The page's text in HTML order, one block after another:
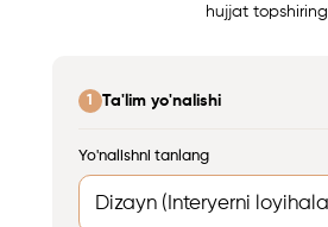
hujjat topshiring
1 Ta'lim yo'nalishi
Yo'nalishni tanlang